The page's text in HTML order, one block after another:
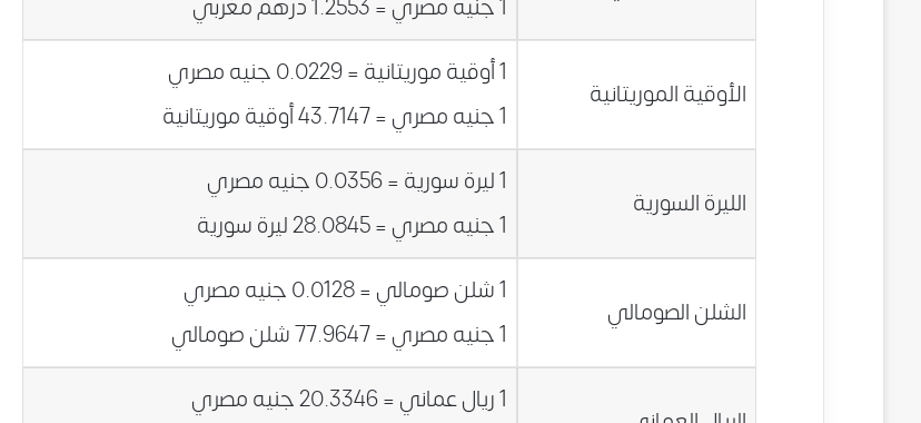
الأوقية الموريتانية
1 أوقية موريتانية = 0.0229 جنيه مصري
1 جنيه مصري = 43.7147 أوقية موريتانية
الليرة السورية
1 ليرة سورية = 0.0356 جنيه مصري
1 جنيه مصري = 28.0845 ليرة سورية
الشلن الصومالي
1 شلن صومالي = 0.0128 جنيه مصري
1 جنيه مصري = 77.9647 شلن صومالي
1 ريال عماني = 20.3346 جنيه مصري